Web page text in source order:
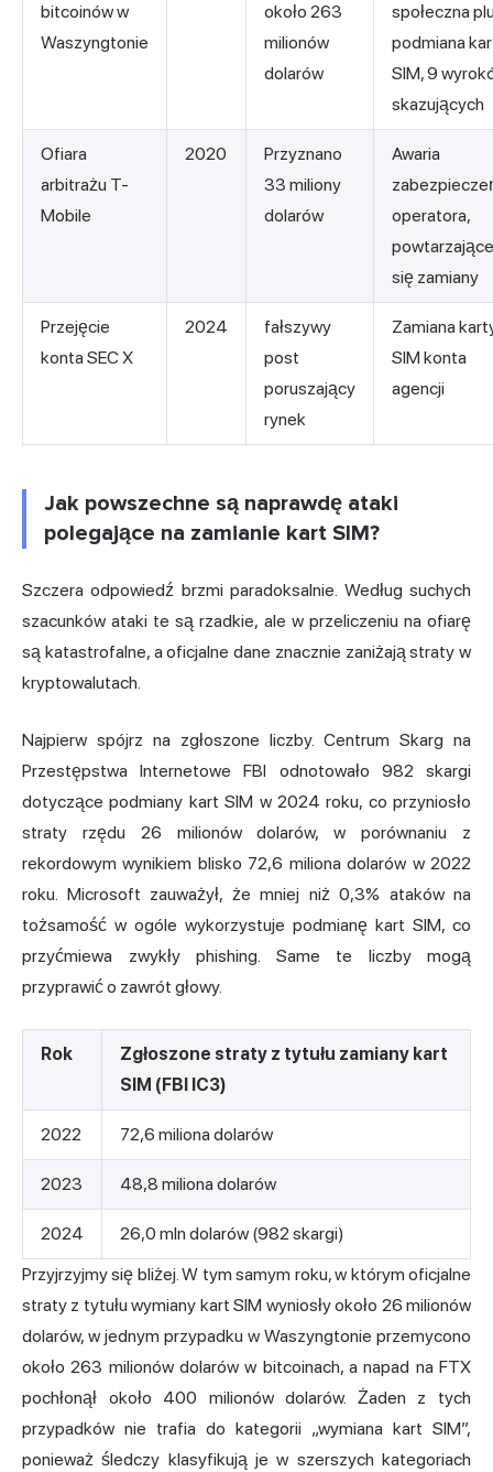
bitcoinów w
Waszyngtonie
około 263
milionów
dolarów
społeczna
podmiana
SIM, 9
skazujących
Ofiara
arbitrażu T-
Mobile
2020
Przyznano
33 miliony
dolarów
Awaria
operatora,
powtarzające
się zamiany
Przejęcie
konta SEC X
2024
fałszywy
post
poruszający
rynek
Zamiana
SIM konta
agencji
Jak powszechne są naprawdę ataki
polegające na zamianie kart SIM?
Szczera odpowiedź brzmi paradoksalnie. Według suchych
szacunków ataki te są rzadkie, ale w przeliczeniu na ofiarę
są katastrofalne, a oficjalne dane znacznie zaniżają straty w
kryptowalutach.
Najpierw spójrz na zgłoszone liczby. Centrum Skarg na
Przestępstwa Internetowe FBI odnotowało 982 skargi
dotyczące podmiany kart SIM w 2024 roku, co przyniosło
straty rzędu 26 milionów dolarów, w porównaniu z
rekordowym wynikiem blisko 72,6 miliona dolarów w 2022
roku. Microsoft zauważył, że mniej niż 0,3% ataków na
tożsamość w ogóle wykorzystuje podmianę kart SIM, co
przyćmiewa zwykły phishing. Same te liczby mogą
przyprawić o zawrót głowy.
Rok
Zgłoszone straty z tytułu zamiany kart
SIM (FBI IC3)
2022 72,6 miliona dolarów
2023 48,8 miliona dolarów
2024
26,0 mln dolarów (982 skargi)
Przyjrzyjmy się bliżej. W tym samym roku, w którym oficjalne
straty z tytułu wymiany kart SIM wyniosły około 26 milionów
dolarów, w jednym przypadku w Waszyngtonie przemycono
około 263 milionów dolarów w bitcoinach, anapad na FTX
pochłonął około 400 milionów dolarów. Żaden z tych
przypadków nie trafia do kategorii „wymiana kart SIM”,
ponieważ śledczy klasyfikują je w szerszych kategoriach